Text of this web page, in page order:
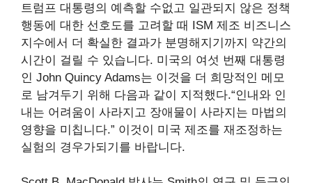
트럼프 대통령의 예측할 수없고 일관되지 않은 정책
행동에 대한 선호도를 고려할 때 ISM 제조 비즈니스
지수에서 더 확실한 결과가 분명해지기까지 약간의
시간이 걸릴 수 있습니다. 미국의 여섯 번째 대통령
인 John Quincy Adams는 이것을 더 희망적인 메모
로 남겨두기 위해 다음과 같이 지적했다.“인내와 인
내는 어려움이 사라지고 장애물이 사라지는 마법의
영향을 미칩니다.” 이것이 미국 제조를 재조정하는
실험의 경우가되기를 바랍니다.